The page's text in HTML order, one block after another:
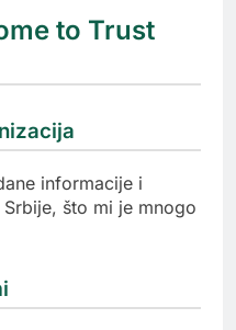
to Trust
informacije i
što mi je mnogo